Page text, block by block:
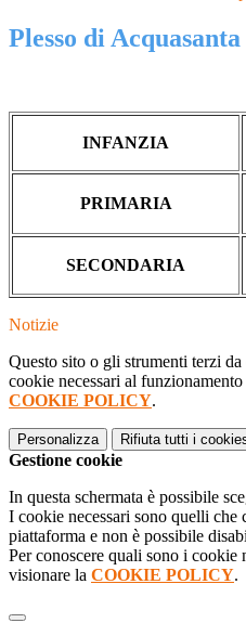
Plesso di
INFANZIA
PRIMARIA
SECONDARIA
Notizie
Questo sito o gli strumenti terzi
cookie necessari al
COOKIE POLICY.
Personalizza Rifiuta tutti i
Gestione cookie
In questa schermata è possibile
I cookie necessari sono quelli
piattaforma e non è possibile
Per conoscere quali sono i cookie
visionare la COOKIE POLICY.